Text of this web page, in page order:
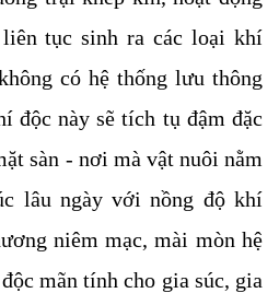
tục sinh ra các loại khí
có hệ thống lưu thông
độc này sẽ tích tụ đậm đặc
sàn - nơi mà vật nuôi nằm
lâu ngày với nồng độ khí
niêm mạc, mài mòn hệ
mãn tính cho gia súc, gia